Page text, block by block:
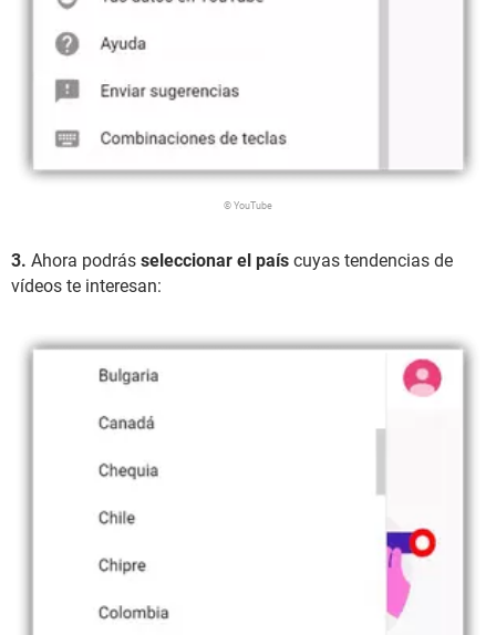
© YouTube
3. Ahora podrás seleccionar el país cuyas tendencias de
vídeos te interesan: